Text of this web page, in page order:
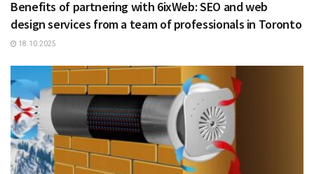
Benefits of partnering with 6ixWeb: SEO and web
design services from a team of professionals in Toronto
18.10.2025